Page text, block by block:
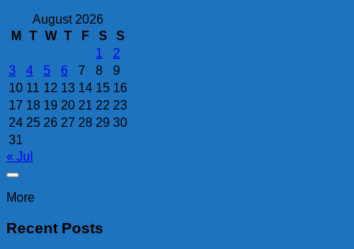
August 2026
M
T W T F S
S
1
2
3
4 5 6 7 8
9
10 11 12 13 14 15 16
17 18 19 20 21 22 23
24 25 26 27 28 29 30
31
« Jul
More
Recent Posts